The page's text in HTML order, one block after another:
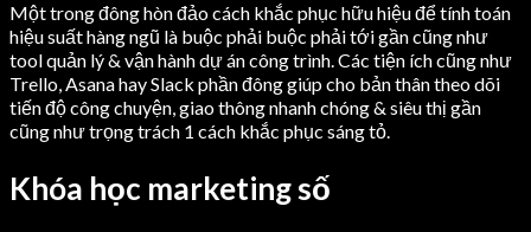
Một trong đông hòn đảo cách khắc phục hữu hiệu để tính toán
hiệu suất hàng ngũ là buộc phải buộc phải tới gần cũng như
tool quản lý & vận hành dự án công trình. Các tiện ích cũng như
Trello, Asana hay Slack phần đông giúp cho bản thân theo dõi
tiến độ công chuyện, giao thông nhanh chóng & siêu thị gần
cũng như trọng trách 1 cách khắc phục sáng tỏ.
Khóa học marketing số